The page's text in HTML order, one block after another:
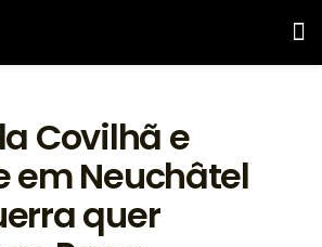
Covilhã e
em Neuchâtel
quer